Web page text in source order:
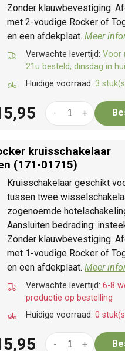
Zonder klauwbevestiging.
met 2-voudige Rocker of
en een afdekplaat. Meer
Verwachte levertijd: Voor
21u besteld, dinsdag in
Huidige voorraad: 3
+
-
kruisschakelaar
(171-01715)
Kruisschakelaar geschikt
tussen twee
zogenoemde
Aansluiten bedrading:
Zonder klauwbevestiging.
met 1-voudige Rocker of
en een afdekplaat. Meer
Verwachte levertijd: 6-8
productie op bestelling
Huidige voorraad: 0
+
-